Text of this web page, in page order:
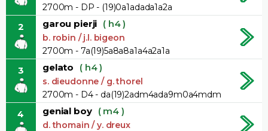
2700m - DP - (19)0a1adada1a2a
2 garou pierji ( h4 )
b. robin / j.l. bigeon
2700m - 7a(19)5a8a8a1a4a2a1a
3 gelato ( h4 )
s. dieudonne / g. thorel
2700m - D4 - da(19)2adm4ada9m0a4mdm
4 genial boy ( m4 )
d. thomain / y. dreux